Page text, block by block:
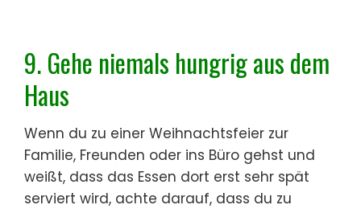
9. Gehe niemals hungrig aus dem
Haus
Wenn du zu einer Weihnachtsfeier zur
Familie, Freunden oder ins Büro gehst und
weißt, dass das Essen dort erst sehr spät
serviert wird, achte darauf, dass du zu